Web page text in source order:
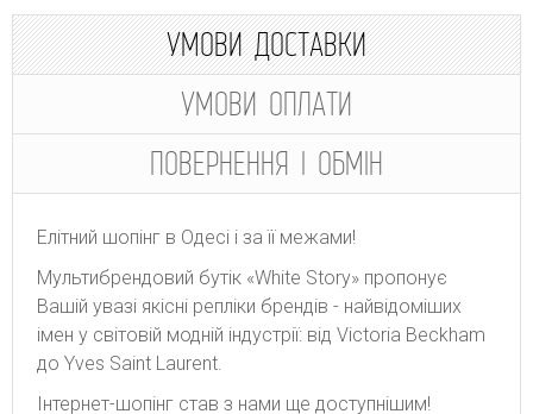
УМОВИ ДОСТАВКИ
УМОВИ ОПЛАТИ
ПОВЕРНЕННЯ І ОБМІН
Елітний шопінг в Одесі і за її межами!
Мультибрендовий бутік «White Story» пропонує
Вашій увазі якісні репліки брендів - найвідоміших
імен у світовій модній індустрії: від Victoria Beckham
до Yves Saint Laurent.
Інтернет-шопінг став з нами ще доступнішим!